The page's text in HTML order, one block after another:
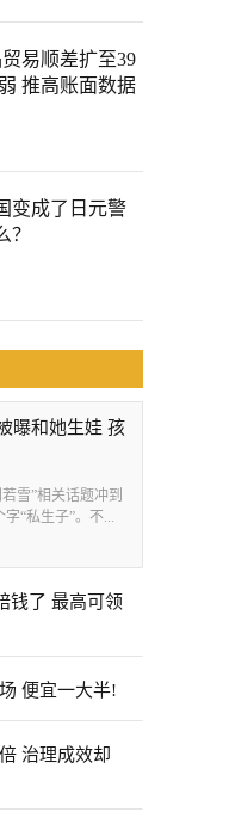
易顺差扩至39
推高账面数据
变成了日元警
？
曝和她生娃 孩
雪”相关话题冲到
“私生子”。不...
钱了 最高可领
走到了赔钱这一
便宜一大半!
。供应紧张、气候
治理成效却